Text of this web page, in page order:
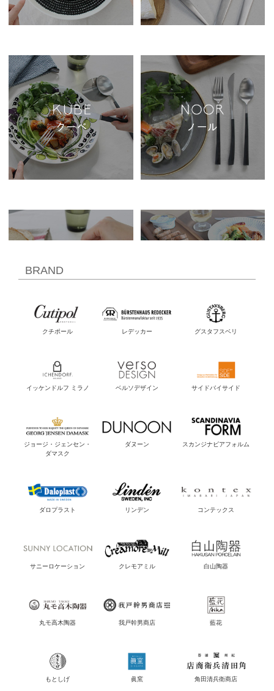
BRAND
クチポール レデッカー グスタフスベリ
イッケンドルフ ミラノ ベルソデザイン サイドバイサイド
ジョージ・ジェンセン・
ダマスク
ダヌーン スカンジナビアフォルム
ダロプラスト リンデン コンテックス
サニーロケーション クレモアミル 白山陶器
丸モ高木陶器 我戸幹男商店 藍花
もとしげ 眞窯 角田清兵衛商店